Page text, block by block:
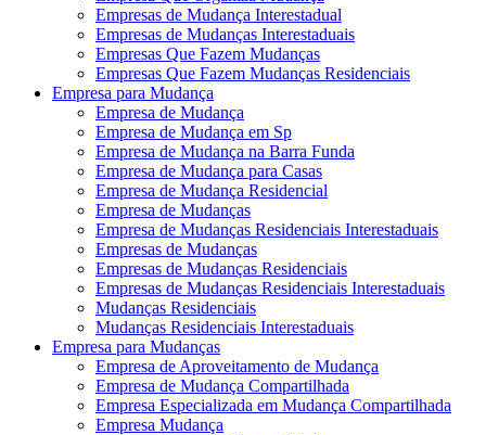
Empresas de Mudança Interestadual
Empresas de Mudanças Interestaduais
Empresas Que Fazem Mudanças
Empresas Que Fazem Mudanças Residenciais
Empresa para Mudança
Empresa de Mudança
Empresa de Mudança em Sp
Empresa de Mudança na Barra Funda
Empresa de Mudança para Casas
Empresa de Mudança Residencial
Empresa de Mudanças
Empresa de Mudanças Residenciais Interestaduais
Empresas de Mudanças
Empresas de Mudanças Residenciais
Empresas de Mudanças Residenciais Interestaduais
Mudanças Residenciais
Mudanças Residenciais Interestaduais
Empresa para Mudanças
Empresa de Aproveitamento de Mudança
Empresa de Mudança Compartilhada
Empresa Especializada em Mudança Compartilhada
Empresa Mudança